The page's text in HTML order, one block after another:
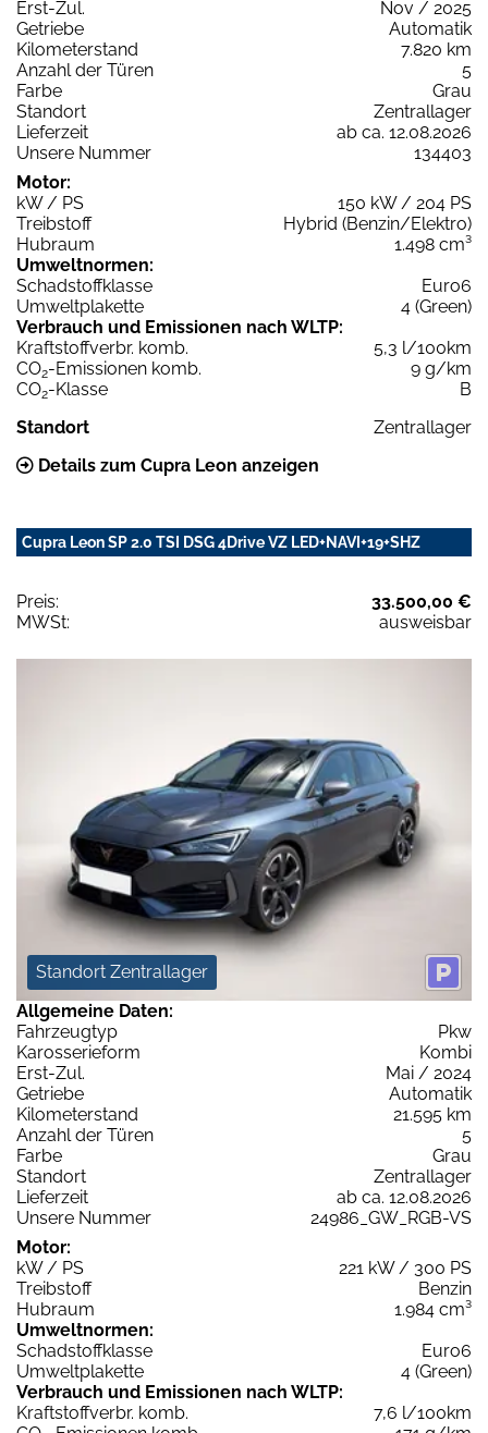
Erst-Zul.
Nov / 2025
Getriebe
Automatik
Kilometerstand
7.820 km
Anzahl der Türen
5
Farbe
Grau
Standort
Zentrallager
Lieferzeit
ab ca. 12.08.2026
Unsere Nummer
134403
Motor:
kW / PS
150 kW / 204 PS
Treibstoff
Hybrid (Benzin/Elektro)
Hubraum
1.498 cm³
Umweltnormen:
Schadstoffklasse
Euro6
Umweltplakette
4 (Green)
Verbrauch und Emissionen nach WLTP:
Kraftstoffverbr. komb.
5,3 l/100km
CO2-Emissionen komb.
9 g/km
CO2-Klasse
B
Standort
Zentrallager
Details zum Cupra Leon anzeigen
Cupra Leon SP 2.0 TSI DSG 4Drive VZ LED+NAVI+19+SHZ
Preis:
33.500,00 €
MWSt:
ausweisbar
Standort Zentrallager
Allgemeine Daten:
Fahrzeugtyp
Pkw
Karosserieform
Kombi
Erst-Zul.
Mai / 2024
Getriebe
Automatik
Kilometerstand
21.595 km
Anzahl der Türen
5
Farbe
Grau
Standort
Zentrallager
Lieferzeit
ab ca. 12.08.2026
Unsere Nummer
24986_GW_RGB-VS
Motor:
kW / PS
221 kW / 300 PS
Treibstoff
Benzin
Hubraum
1.984 cm³
Umweltnormen:
Schadstoffklasse
Euro6
Umweltplakette
4 (Green)
Verbrauch und Emissionen nach WLTP:
Kraftstoffverbr. komb.
7,6 l/100km